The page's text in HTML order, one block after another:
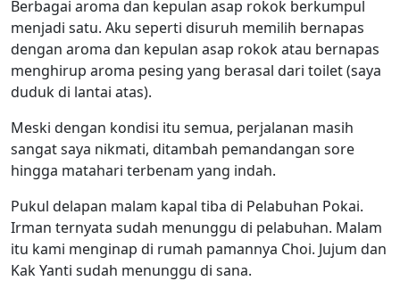
Berbagai aroma dan kepulan asap rokok berkumpul
menjadi satu. Aku seperti disuruh memilih bernapas
dengan aroma dan kepulan asap rokok atau bernapas
menghirup aroma pesing yang berasal dari toilet (saya
duduk di lantai atas).
Meski dengan kondisi itu semua, perjalanan masih
sangat saya nikmati, ditambah pemandangan sore
hingga matahari terbenam yang indah.
Pukul delapan malam kapal tiba di Pelabuhan Pokai.
Irman ternyata sudah menunggu di pelabuhan. Malam
itu kami menginap di rumah pamannya Choi. Jujum dan
Kak Yanti sudah menunggu di sana.